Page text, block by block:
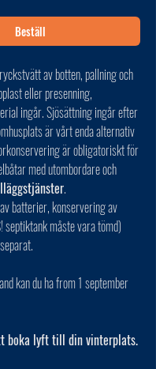
Beställ
av botten, pallning och
eller presenning,
ingår. Sjösättning ingår efter
är vårt enda alternativ
är obligatoriskt för
med utombordare och
.
batterier, konservering av
septiktank måste vara tömd)
kan du ha from 1 september
boka lyft till din vinterplats.